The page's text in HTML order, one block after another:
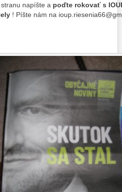
napíšte a poďte rokovať s
! Píšte nám na